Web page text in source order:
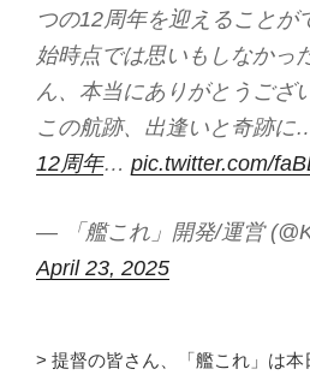
つの12周年を迎えることが
始時点では思いもしなかっ
ん、本当にありがとうござ
この航跡、出逢いと奇跡
12周年… pic.twitter.com/
— 「艦これ」開発/運営
April 23, 2025
> 提督の皆さん、「艦これ」は